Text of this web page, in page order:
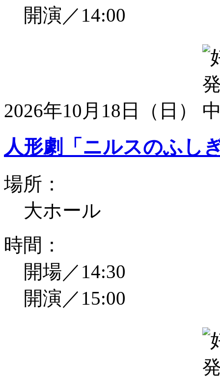
開演／14:00
2026年10月18日（日）
人形劇「ニルスのふし
場所：
大ホール
時間：
開場／14:30
開演／15:00